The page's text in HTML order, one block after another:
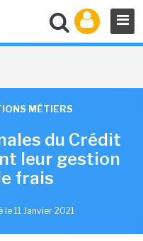
MÉTIERS
du Crédit
leur gestion
frais
le 11 Janvier 2021